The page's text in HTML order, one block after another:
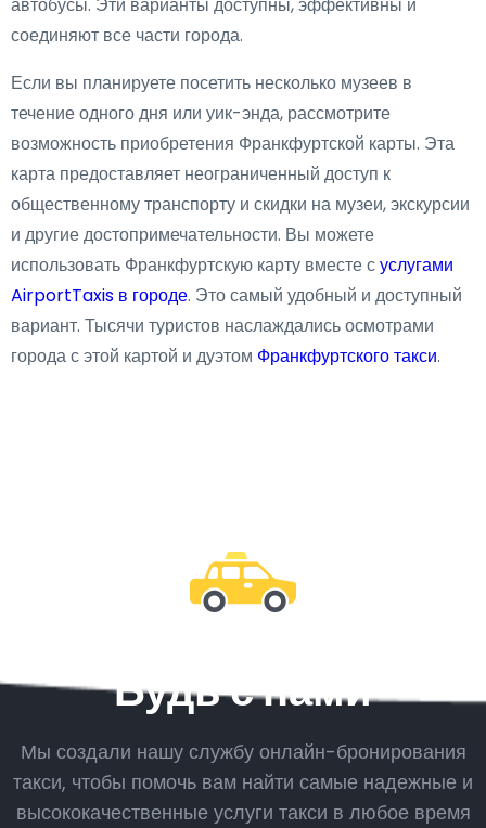
автобусы. Эти варианты доступны, эффективны и
соединяют все части города.
Если вы планируете посетить несколько музеев в
течение одного дня или уик-энда, рассмотрите
возможность приобретения Франкфуртской карты. Эта
карта предоставляет неограниченный доступ к
общественному транспорту и скидки на музеи, экскурсии
и другие достопримечательности. Вы можете
использовать Франкфуртскую карту вместе суслугами
AirportTaxis в городе. Это самый удобный и доступный
вариант. Тысячи туристов наслаждались осмотрами
города с этой картой и дуэтом Франкфуртского такси.
Будь с нами
Мы создали нашу службу онлайн-бронирования
такси, чтобы помочь вам найти самые надежные и
высококачественные услуги такси в любое время